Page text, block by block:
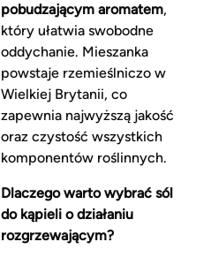
pobudzającym aromatem,
który ułatwia swobodne
oddychanie. Mieszanka
powstaje rzemieślniczo w
Wielkiej Brytanii, co
zapewnia najwyższą jakość
oraz czystość wszystkich
komponentów roślinnych.
Dlaczego warto wybrać sól
do kąpieli o działaniu
rozgrzewającym?